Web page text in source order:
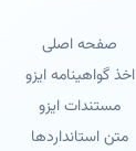
صفحه اصلی
اخذ گواهینامه ایزو
مستندات ایزو
متن استانداردها